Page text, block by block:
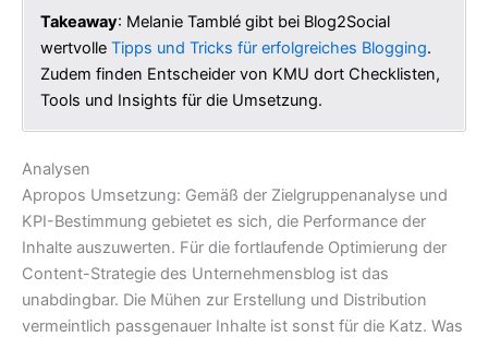
Takeaway: Melanie Tamblé gibt bei Blog2Social
wertvolle Tipps und Tricks für erfolgreiches Blogging.
Zudem finden Entscheider von KMU dort Checklisten,
Tools und Insights für die Umsetzung.
Analysen
Apropos Umsetzung: Gemäß der Zielgruppenanalyse und
KPI-Bestimmung gebietet es sich, die Performance der
Inhalte auszuwerten. Für die fortlaufende Optimierung der
Content-Strategie des Unternehmensblog ist das
unabdingbar. Die Mühen zur Erstellung und Distribution
vermeintlich passgenauer Inhalte ist sonst für die Katz. Was